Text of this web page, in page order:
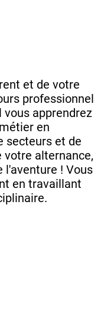
et de votre
professionnel
vous apprendrez
en
secteurs et de
votre alternance,
l'aventure ! Vous
en travaillant